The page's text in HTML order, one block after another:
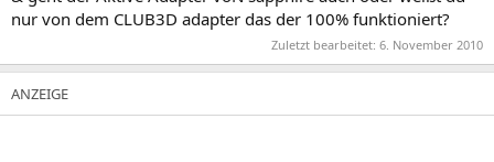
nur von dem CLUB3D adapter das der 100% funktioniert?
Zuletzt bearbeitet: 6. November 2010